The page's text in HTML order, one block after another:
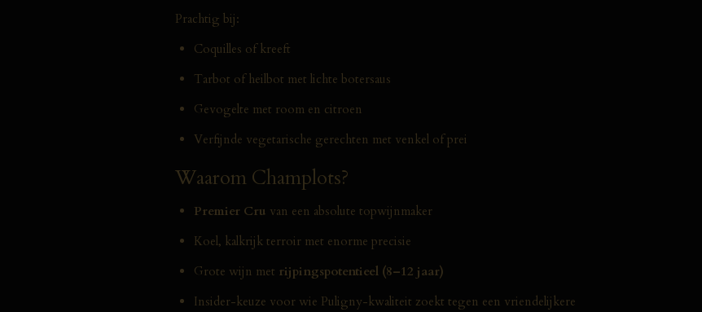
Prachtig bij:
Coquilles of kreeft
Tarbot of heilbot met lichte botersaus
Gevogelte met room en citroen
Verfijnde vegetarische gerechten met venkel of prei
Waarom Champlots?
Premier Cru van een absolute topwijnmaker
Koel, kalkrijk terroir met enorme precisie
Grote wijn met rijpingspotentieel (8–12 jaar)
Insider-keuze voor wie Puligny-kwaliteit zoekt tegen een vriendelijkere